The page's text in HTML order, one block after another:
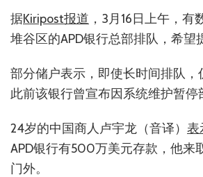
据Kiripost报道 ，3月16日上午，
堆谷区的APD银行总部排队，希望
部分储户表示，即使长时间排队，
此前该银行曾宣布因系统维护暂停
24岁的中国商人卢宇龙（音译） 表
APD银行有500万美元存款，他来
门外。